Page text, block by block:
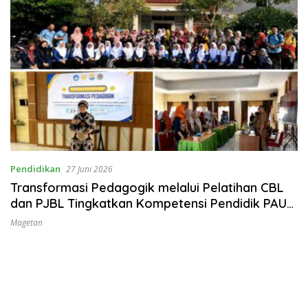
Pendidikan 27 Juni 2026
Transformasi Pedagogik melalui Pelatihan CBL
dan PJBL Tingkatkan Kompetensi Pendidik PAUD
di Magetan
Magetan